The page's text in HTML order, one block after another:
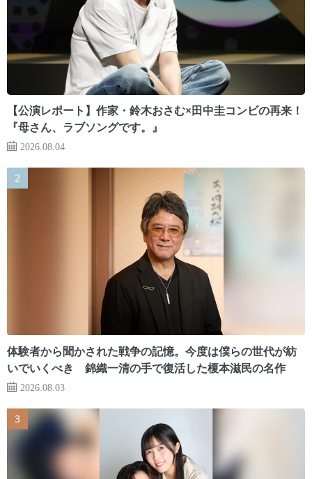
【公演レポート】作家・鈴木おさむ×田中圭コンビの再来！
『母さん、ラブソングです。』
2026.08.04
体験者から聞かされた戦争の記憶。今度は僕らの世代が紡
いでいくべき 錦織一清の手で復活した榎本滋民の名作
2026.08.03